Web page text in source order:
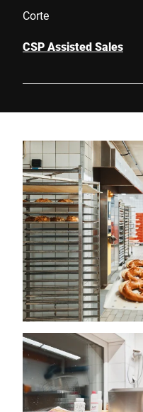
Corte
CSP Assisted Sales